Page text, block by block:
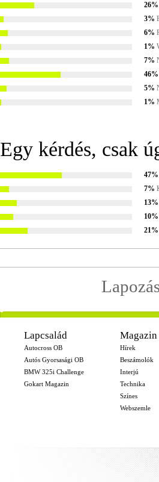
26%
3%
6%
1%
7%
46%
5%
1%
Egy kérdés, csak
47%
7%
13%
10%
21%
-
Lapcsalád
Autocross OB
Autós Gyorsasági OB
BMW 325i Challenge
Gokart Magazin
Magazin
Hírek
Beszámolók
Interjú
Technika
Színes
Webszemle